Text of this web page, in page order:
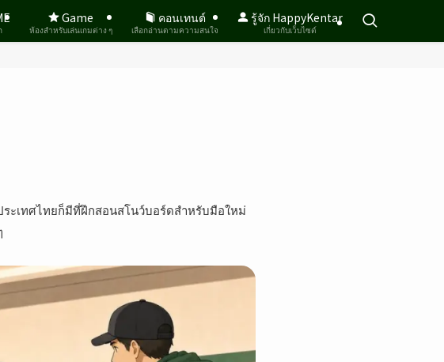
Game
ห้องสำหรับเล่นเกมต่าง ๆ
คอนเทนต์
เลือกอ่านตามความสนใจ
รู้จัก HappyKentar
เกี่ยวกับเว็บไซต์
เทศไทยก็มีที่ฝึกสอนสโนว์บอร์ดสำหรับมือใหม่